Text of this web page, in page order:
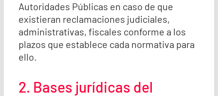
Autoridades Públicas en caso de que
existieran reclamaciones judiciales,
administrativas, fiscales conforme a los
plazos que establece cada normativa para
ello.
2. Bases jurídicas del